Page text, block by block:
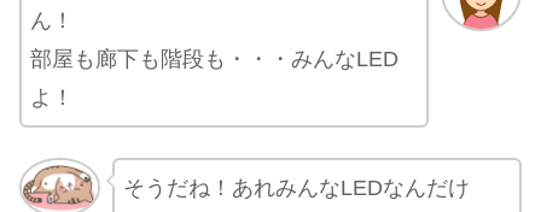
ん！
部屋も廊下も階段も・・・みんなLED
よ！
そうだね！あれみんなLEDなんだけ